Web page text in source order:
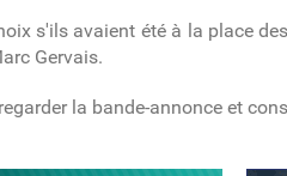
s'ils avaient été à la place
Gervais.
la bande-annonce et